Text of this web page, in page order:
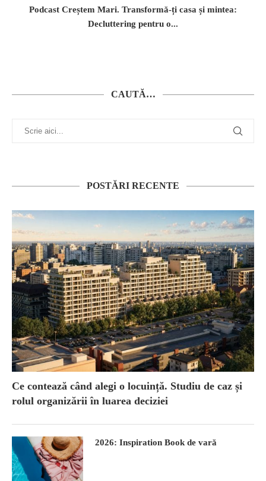
Podcast Creștem Mari. Transformă-ți casa și mintea:
Decluttering pentru o...
CAUTĂ…
POSTĂRI RECENTE
Ce contează când alegi o locuință. Studiu de caz și
rolul organizării în luarea deciziei
2026: Inspiration Book de vară